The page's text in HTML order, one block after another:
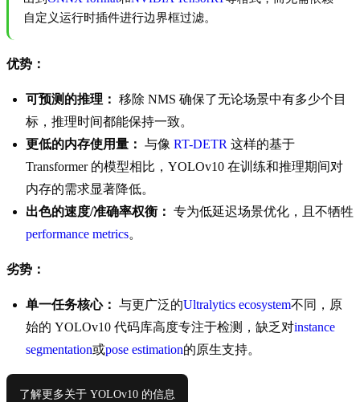
自定义运行时插件进行边界框过滤。
优势：
可预测的推理： 移除 NMS 确保了无论场景中有多少个目
标，推理时间都能保持一致。
更低的内存使用量： 与像 RT-DETR 这样的基于
Transformer 的模型相比，YOLOv10 在训练和推理期间对
内存的需求显著降低。
出色的速度/准确率权衡： 专为低延迟场景优化，且不牺牲
performance metrics。
劣势：
单一任务核心： 与更广泛的Ultralytics ecosystem不同，原
始的 YOLOv10 代码库高度专注于检测，缺乏对instance
segmentation或pose estimation的原生支持。
了解更多关于 YOLOv10 的信息